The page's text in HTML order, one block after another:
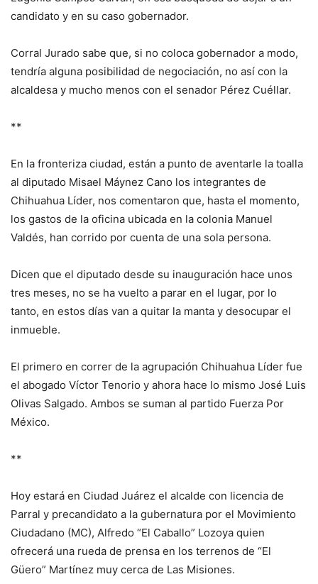
candidato y en su caso gobernador.
Corral Jurado sabe que, si no coloca gobernador a modo,
tendría alguna posibilidad de negociación, no así con la
alcaldesa y mucho menos con el senador Pérez Cuéllar.
**
En la fronteriza ciudad, están a punto de aventarle la toalla
al diputado Misael Máynez Cano los integrantes de
Chihuahua Líder, nos comentaron que, hasta el momento,
los gastos de la oficina ubicada en la colonia Manuel
Valdés, han corrido por cuenta de una sola persona.
Dicen que el diputado desde su inauguración hace unos
tres meses, no se ha vuelto a parar en el lugar, por lo
tanto, en estos días van a quitar la manta y desocupar el
inmueble.
El primero en correr de la agrupación Chihuahua Líder fue
el abogado Víctor Tenorio y ahora hace lo mismo José Luis
Olivas Salgado. Ambos se suman al partido Fuerza Por
México.
**
Hoy estará en Ciudad Juárez el alcalde con licencia de
Parral y precandidato a la gubernatura por el Movimiento
Ciudadano (MC), Alfredo “El Caballo” Lozoya quien
ofrecerá una rueda de prensa en los terrenos de “El
Güero” Martínez muy cerca de Las Misiones.